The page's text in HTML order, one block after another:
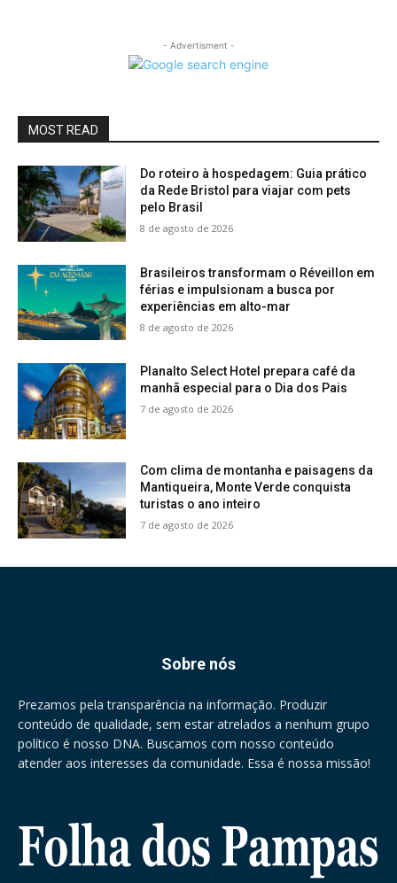
- Advertisment -
MOST READ
Do roteiro à hospedagem: Guia prático
da Rede Bristol para viajar com pets
pelo Brasil
8 de agosto de 2026
Brasileiros transformam o Réveillon em
férias e impulsionam a busca por
experiências em alto-mar
8 de agosto de 2026
Planalto Select Hotel prepara café da
manhã especial para o Dia dos Pais
7 de agosto de 2026
Com clima de montanha e paisagens da
Mantiqueira, Monte Verde conquista
turistas o ano inteiro
7 de agosto de 2026
Sobre nós
Prezamos pela transparência na informação. Produzir
conteúdo de qualidade, sem estar atrelados a nenhum grupo
político é nosso DNA. Buscamos com nosso conteúdo
atender aos interesses da comunidade. Essa é nossa missão!